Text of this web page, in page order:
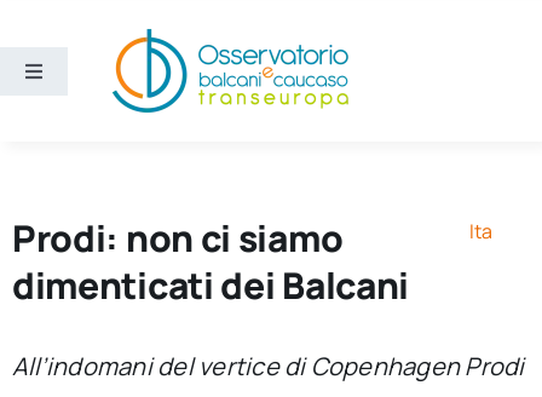
contenuto
Toggle
Ricerca e divulgazione
Sezioni
Prodi: non ci siamo
dimenticati dei Balcani
Ita
All’indomani del vertice di Copenhagen Prodi